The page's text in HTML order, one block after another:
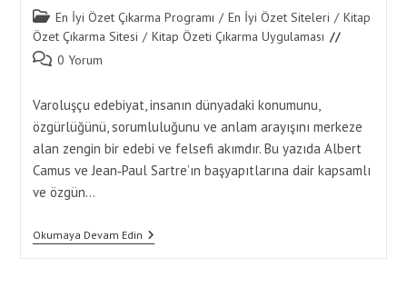
Post
category:
En İyi Özet Çıkarma Programı / En İyi Özet Siteleri / Kitap
Özet Çıkarma Sitesi / Kitap Özeti Çıkarma Uygulaması
Post 0 Yorum
Varoluşçu edebiyat, insanın dünyadaki konumunu,
özgürlüğünü, sorumluluğunu ve anlam arayışını merkeze
alan zengin bir edebi ve felsefi akımdır. Bu yazıda Albert
Camus ve Jean‑Paul Sartre’ın başyapıtlarına dair kapsamlı
ve özgün…
Okumaya Devam EdinVaroluşçu